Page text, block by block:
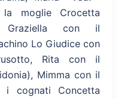
la moglie Crocetta
Graziella con il
Lo Giudice con
Rita con il
Mimma con il
i cognati Concetta